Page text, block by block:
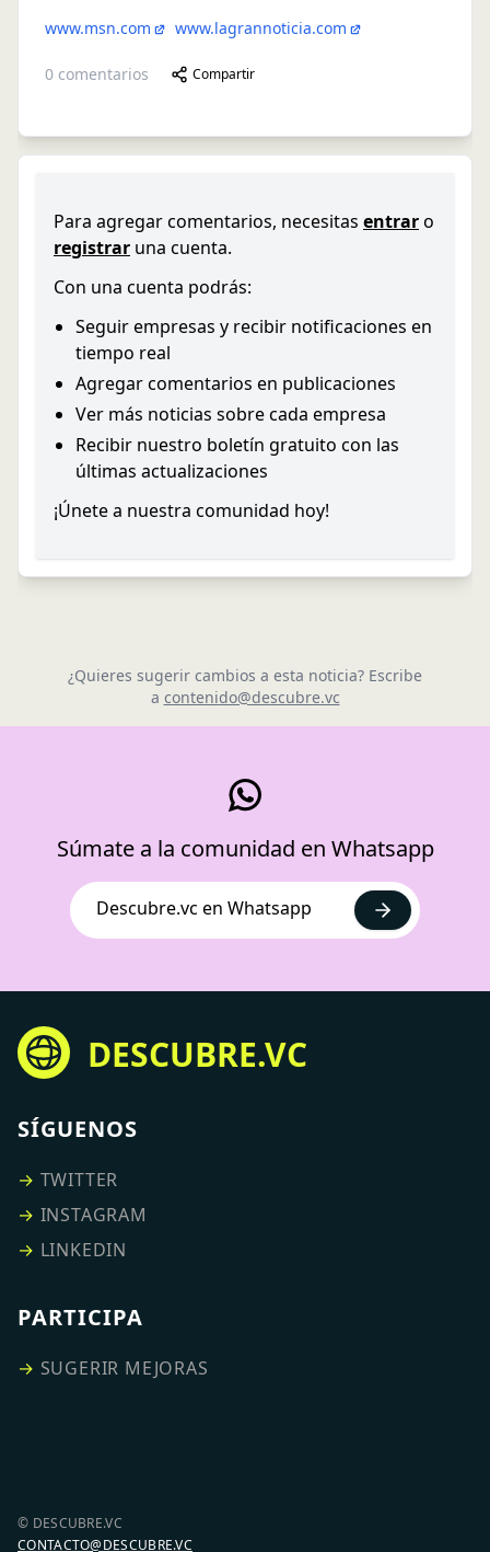
www.msn.com
www.lagrannoticia.com
0 comentarios Compartir
Para agregar comentarios, necesitas entraro
registrar una cuenta.
Con una cuenta podrás:
Seguir empresas y recibir notificaciones en
tiempo real
Agregar comentarios en publicaciones
Ver más noticias sobre cada empresa
Recibir nuestro boletín gratuito con las
últimas actualizaciones
¡Únete a nuestra comunidad hoy!
¿Quieres sugerir cambios a esta noticia? Escribe
a contenido@descubre.vc
Súmate a la comunidad en Whatsapp
Descubre.vc en Whatsapp
DESCUBRE.VC
SÍGUENOS
→ TWITTER
→ INSTAGRAM
→ LINKEDIN
PARTICIPA
→ SUGERIR MEJORAS
© DESCUBRE.VC
CONTACTO@DESCUBRE.VC